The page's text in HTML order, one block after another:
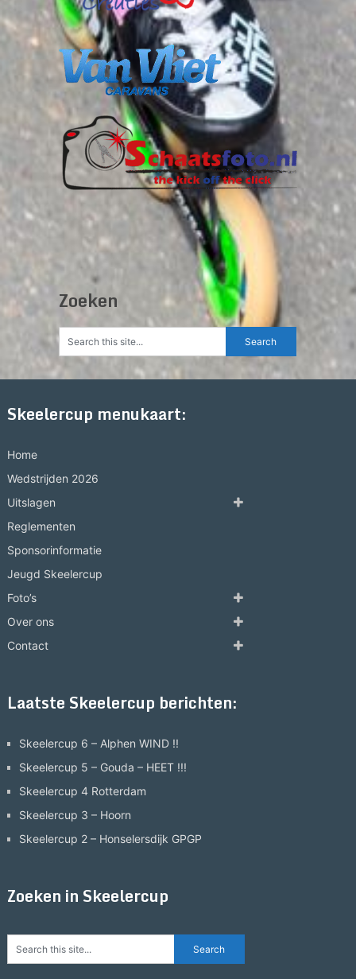
Zoeken
Skeelercup menukaart:
Home
Wedstrijden 2026
Uitslagen
Reglementen
Sponsorinformatie
Jeugd Skeelercup
Foto’s
Over ons
Contact
Laatste Skeelercup berichten:
Skeelercup 6 – Alphen WIND !!
Skeelercup 5 – Gouda – HEET !!!
Skeelercup 4 Rotterdam
Skeelercup 3 – Hoorn
Skeelercup 2 – Honselersdijk GPGP
Zoeken in Skeelercup